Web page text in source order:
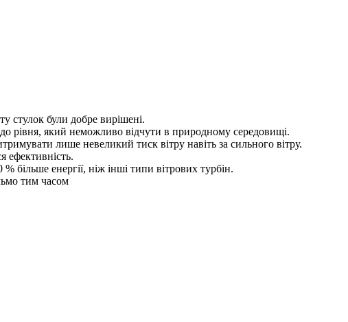
стулок були добре вирішені.
рівня, який неможливо відчути в природному середовищі.
лише невеликий тиск вітру навіть за сильного вітру.
ефективність.
більше енергії, ніж інші типи вітрових турбін.
тим часом